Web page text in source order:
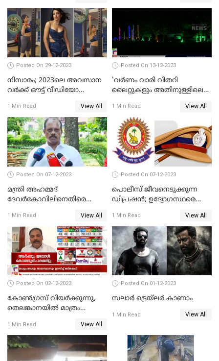
Posted On 29-12-2023
നിസാരം; 2023ലെ അവസാന
വർക്ക് ഔട്ട് വീഡിയോ
1 Min Read View All
Posted On 13-12-2023
'വര്‍ണം വാരി വിതറി
ലൈറ്റുകളും അതിനുള്ളിലെ
അണിഞ്ഞൊരുങ്ങി എസ് ബി
കോളേജ് മൈതാനം
1 Min Read View All
Posted On 07-12-2023
മന്ത്രി അഹമ്മദ്
ദേവർകോവിലിനെതിരെ
ആരോപണത്തിൽ
അന്വേഷണം
1 Min Read View All
Posted On 07-12-2023
പൊലീസ് ജീവനെടുക്കുന്ന
ഡിപ്രഷൻ; ഉദ്യോഗസ്ഥരെ
നടപടികളുമായി ഡിജിപി
1 Min Read View All
Posted On 02-12-2023
കോണ്‍ഗ്രസ് വിയര്‍ക്കുന്നു,
തെലങ്കാനയില്‍ മാത്രം
1 Min Read View All
Posted On 01-12-2023
സലാര്‍ ട്രെയ്‌ലർ കാണാം
1 Min Read View All